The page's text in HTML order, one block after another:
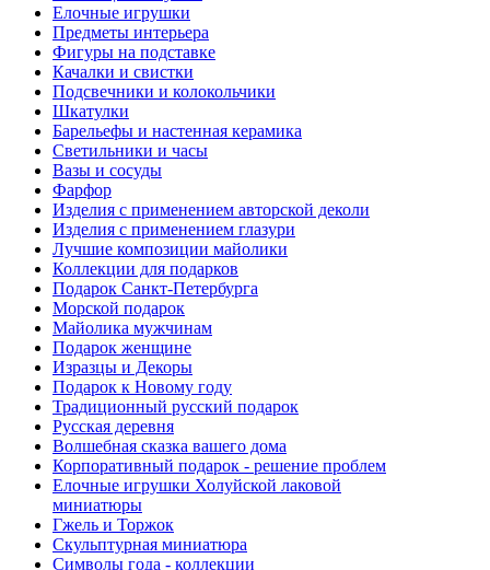
Елочные игрушки
Предметы интерьера
Фигуры на подставке
Качалки и свистки
Подсвечники и колокольчики
Шкатулки
Барельефы и настенная керамика
Светильники и часы
Вазы и сосуды
Фарфор
Изделия с применением авторской деколи
Изделия с применением глазури
Лучшие композиции майолики
Коллекции для подарков
Подарок Санкт-Петербурга
Морской подарок
Майолика мужчинам
Подарок женщине
Изразцы и Декоры
Подарок к Новому году
Традиционный русский подарок
Русская деревня
Волшебная сказка вашего дома
Корпоративный подарок - решение проблем
Елочные игрушки Холуйской лаковой
миниатюры
Гжель и Торжок
Скульптурная миниатюра
Символы года - коллекции